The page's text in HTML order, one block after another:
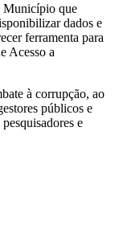
Município que
dados e
ferramenta para
Acesso a
à corrupção, ao
públicos e
e